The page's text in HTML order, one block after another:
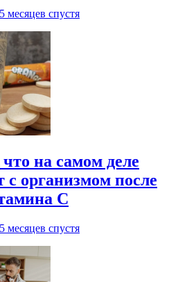
5 месяцев спустя
на самом деле
с организмом после
С
5 месяцев спустя